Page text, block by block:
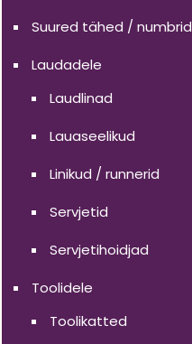
Suured tähed / numbrid
Laudadele
Laudlinad
Lauaseelikud
Linikud / runnerid
Servjetid
Servjetihoidjad
Toolidele
Toolikatted